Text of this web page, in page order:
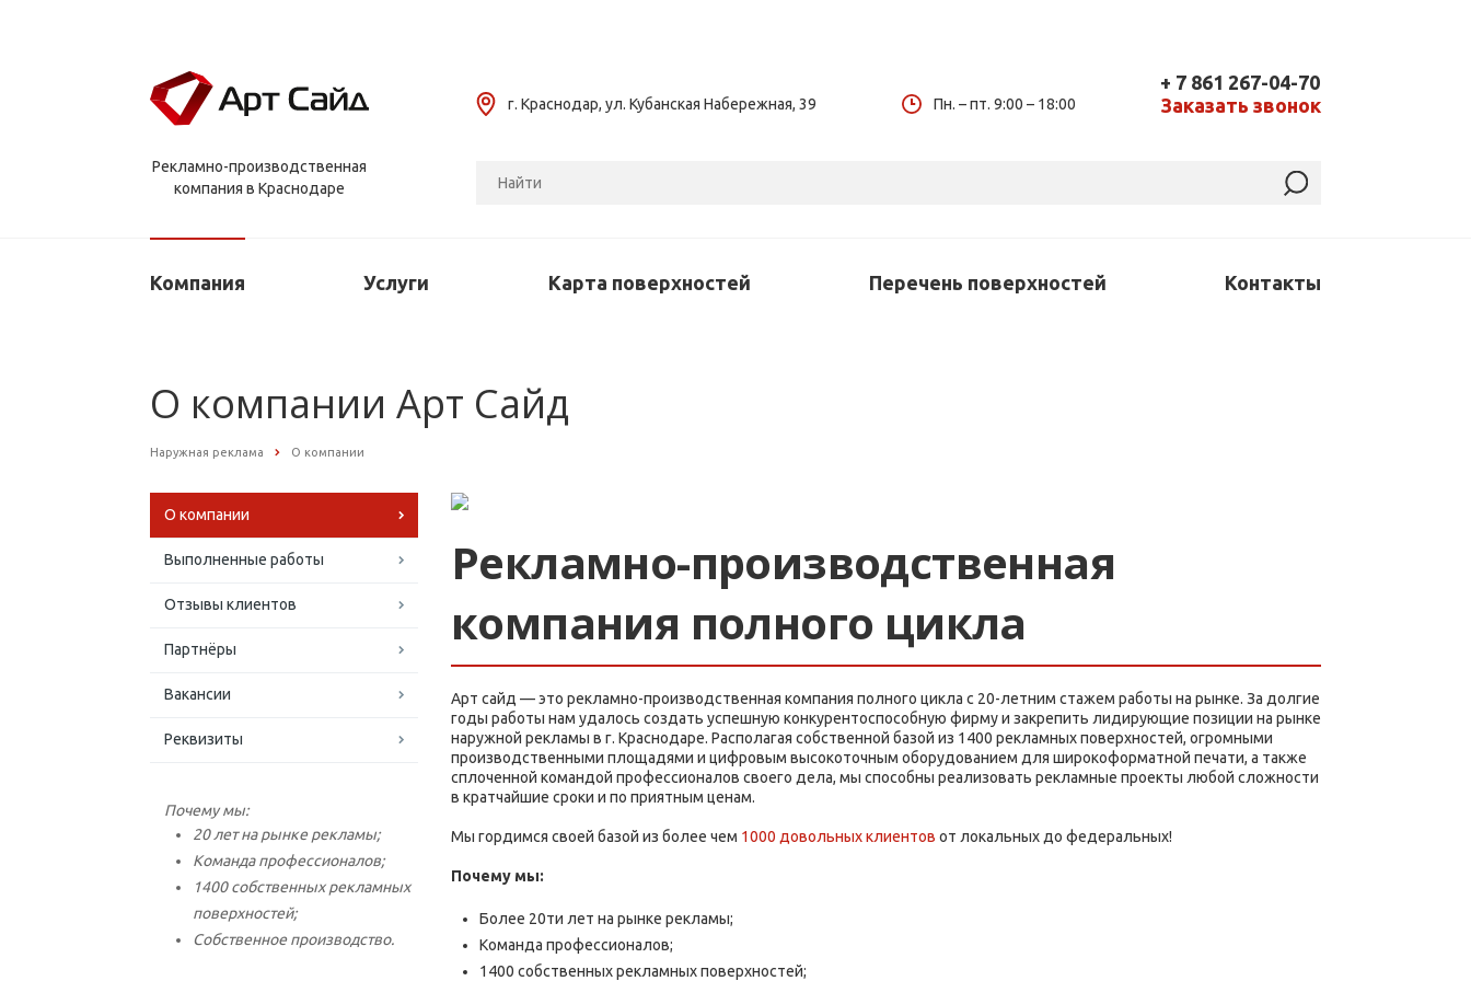
Рекламно-производственная
компания в Краснодаре
г. Краснодар, ул. Кубанская Набережная, 39 Пн. – пт. 9:00 – 18:00
+ 7 861 267-04-70
Заказать звонок
Компания Услуги Карта поверхностей Перечень поверхностей Контакты
О компании Арт Сайд
Наружная реклама О компании
О компании
Выполненные работы
Отзывы клиентов
Партнёры
Вакансии
Реквизиты
Почему мы:
20 лет на рынке рекламы;
Команда профессионалов;
1400 собственных рекламных
поверхностей;
Собственное производство.
Рекламно-производственная
компания полного цикла
Арт сайд — это рекламно-производственная компания полного цикла с 20-летним стажем работы на рынке. За долгие
годы работы нам удалось создать успешную конкурентоспособную фирму и закрепить лидирующие позиции на рынке
наружной рекламы в г. Краснодаре. Располагая собственной базой из 1400 рекламных поверхностей, огромными
производственными площадями и цифровым высокоточным оборудованием для широкоформатной печати, а также
сплоченной командой профессионалов своего дела, мы способны реализовать рекламные проекты любой сложности
в кратчайшие сроки и по приятным ценам.
Мы гордимся своей базой из более чем 1000 довольных клиентов от локальных до федеральных!
Почему мы:
Более 20ти лет на рынке рекламы;
Команда профессионалов;
1400 собственных рекламных поверхностей;